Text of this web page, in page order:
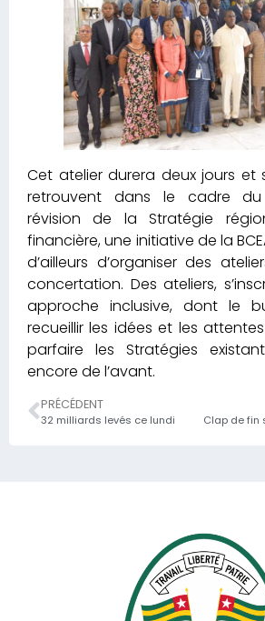
Cet atelier durera deux jours et
retrouvent dans le cadre
révision de la Stratégie
financière, une initiative de la
d’ailleurs d’organiser des
concertation. Des ateliers,
approche inclusive, dont le
recueillir les idées et les
parfaire les Stratégies
encore de l’avant.
PRÉCÉDENT
32 milliards levés ce lundi